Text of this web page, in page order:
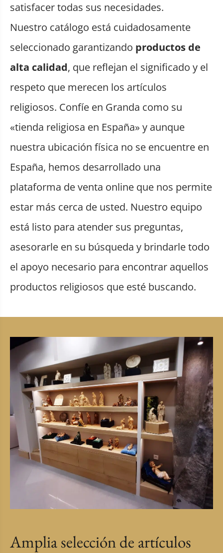
satisfacer todas sus necesidades.
Nuestro catálogo está cuidadosamente
seleccionado garantizando productos de
alta calidad, que reflejan el significado y el
respeto que merecen los artículos
religiosos. Confíe en Granda como su
«tienda religiosa en España» y aunque
nuestra ubicación física no se encuentre en
España, hemos desarrollado una
plataforma de venta online que nos permite
estar más cerca de usted. Nuestro equipo
está listo para atender sus preguntas,
asesorarle en su búsqueda y brindarle todo
el apoyo necesario para encontrar aquellos
productos religiosos que esté buscando.
Amplia selección de artículos